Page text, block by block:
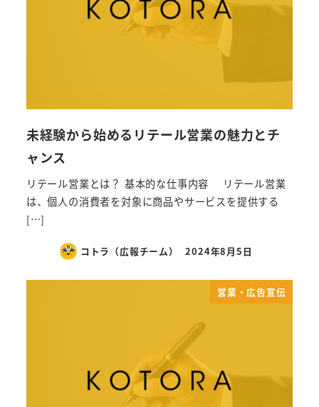
未経験から始めるリテール営業の魅力とチ
ャンス
リテール営業とは？ 基本的な仕事内容 リテール営業
は、個人の消費者を対象に商品やサービスを提供する
[…]
コトラ（広報チーム） 2024年8月5日
営業・広告宣伝